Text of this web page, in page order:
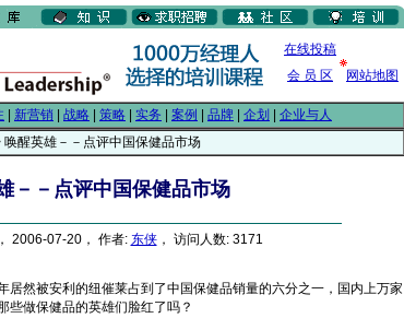
在线投稿
会 员 区
网站地图
新营销 战略 策略 实务 案例 品牌 企划
企业与人
唤醒英雄－－点评中国保健品市场
－－点评中国保健品市场
2006-07-20， 作者: 东侠， 访问人数: 3171
然被安利的纽催莱占到了中国保健品销量的六分之一，国内上万家
些做保健品的英雄们脸红了吗？